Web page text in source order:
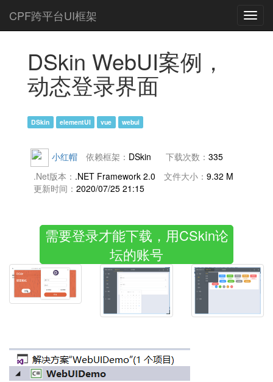
CPF跨平台UI框架
DSkin WebUI案例，
动态登录界面
DSkin elementUI vue webui
小红帽 依赖框架： DSkin 下载次数： 335
.Net版本： .NET Framework 2.0 文件大小： 9.32 M
更新时间： 2020/07/25 21:15
需要登录才能下载，用CSkin论
坛的账号